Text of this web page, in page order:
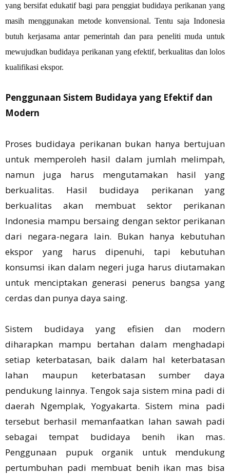
yang bersifat edukatif bagi para penggiat budidaya perikanan yang
masih menggunakan metode konvensional. Tentu saja Indonesia
butuh kerjasama antar pemerintah dan para peneliti muda untuk
mewujudkan budidaya perikanan yang efektif, berkualitas dan lolos
kualifikasi ekspor.
Penggunaan Sistem Budidaya yang Efektif dan
Modern
Proses budidaya perikanan bukan hanya bertujuan
untuk memperoleh hasil dalam jumlah melimpah,
namun juga harus mengutamakan hasil yang
berkualitas. Hasil budidaya perikanan yang
berkualitas akan membuat sektor perikanan
Indonesia mampu bersaing dengan sektor perikanan
dari negara-negara lain. Bukan hanya kebutuhan
ekspor yang harus dipenuhi, tapi kebutuhan
konsumsi ikan dalam negeri juga harus diutamakan
untuk menciptakan generasi penerus bangsa yang
cerdas dan punya daya saing.
Sistem budidaya yang efisien dan modern
diharapkan mampu bertahan dalam menghadapi
setiap keterbatasan, baik dalam hal keterbatasan
lahan maupun keterbatasan sumber daya
pendukung lainnya. Tengok saja sistem mina padi di
daerah Ngemplak, Yogyakarta. Sistem mina padi
tersebut berhasil memanfaatkan lahan sawah padi
sebagai tempat budidaya benih ikan mas.
Penggunaan pupuk organik untuk mendukung
pertumbuhan padi membuat benih ikan mas bisa